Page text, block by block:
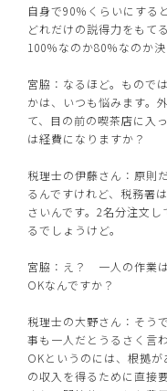
自身で90％くらいにする
どれだけの説得力をもて
100％なのか80％なのか
宮脇：なるほど。もので
かは、いつも悩みます。
て、目の前の喫茶店に入
は経費になりますか？
税理士の伊藤さん：原則
るんですけれど、税務署
さいんです。2名分注文
るでしょうけど。
宮脇：え？ 一人の作業
OKなんですか？
税理士の大野さん：そう
事も一人だとうるさく言
OKというのには、根拠
の収入を得るために直接